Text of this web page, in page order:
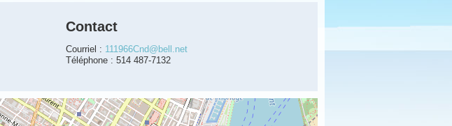
Contact
Courriel : 111966Cnd@bell.net
Téléphone : 514 487-7132